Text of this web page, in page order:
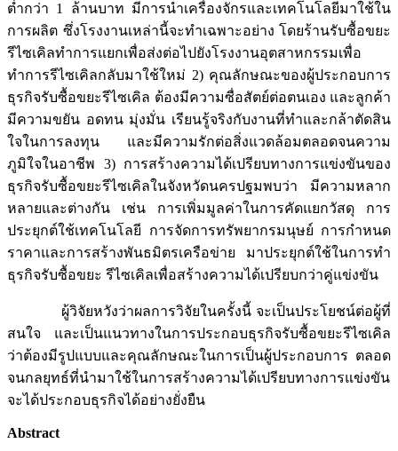
ต่ำกว่า 1 ล้านบาท มีการนำเครื่องจักรและเทคโนโลยีมาใช้ใน
การผลิต ซึ่งโรงงานเหล่านี้จะทำเฉพาะอย่าง โดยร้านรับซื้อขยะ
รีไซเคิลทำการแยกเพื่อส่งต่อไปยังโรงงานอุตสาหกรรมเพื่อ
ทำการรีไซเคิลกลับมาใช้ใหม่ 2) คุณลักษณะของผู้ประกอบการ
ธุรกิจรับซื้อขยะรีไซเคิล ต้องมีความซื่อสัตย์ต่อตนเอง และลูกค้า
มีความขยัน อดทน มุ่งมั่น เรียนรู้จริงกับงานที่ทำและกล้าตัดสิน
ใจในการลงทุน และมีความรักต่อสิ่งแวดล้อมตลอดจนความ
ภูมิใจในอาชีพ 3) การสร้างความได้เปรียบทางการแข่งขันของ
ธุรกิจรับซื้อขยะรีไซเคิลในจังหวัดนครปฐมพบว่า มีความหลาก
หลายและต่างกัน เช่น การเพิ่มมูลค่าในการคัดแยกวัสดุ การ
ประยุกต์ใช้เทคโนโลยี การจัดการทรัพยากรมนุษย์ การกำหนด
ราคาและการสร้างพันธมิตรเครือข่าย มาประยุกต์ใช้ในการทำ
ธุรกิจรับซื้อขยะ รีไซเคิลเพื่อสร้างความได้เปรียบกว่าคู่แข่งขัน
ผู้วิจัยหวังว่าผลการวิจัยในครั้งนี้ จะเป็นประโยชน์ต่อผู้ที่
สนใจ และเป็นแนวทางในการประกอบธุรกิจรับซื้อขยะรีไซเคิล
ว่าต้องมีรูปแบบและคุณลักษณะในการเป็นผู้ประกอบการ ตลอด
จนกลยุทธ์ที่นำมาใช้ในการสร้างความได้เปรียบทางการแข่งขัน
จะได้ประกอบธุรกิจได้อย่างยั่งยืน
Abstract